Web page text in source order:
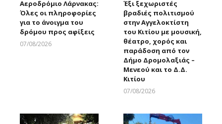
Αεροδρόμιο Λάρνακας:
Όλες οι πληροφορίες
για το άνοιγμα του
δρόμου προς αφίξεις
07/08/2026
Έξι ξεχωριστές
βραδιές πολιτισμού
στην Αγγελοκτίστη
του Κιτίου με μουσική,
θέατρο, χορός και
παράδοση από τον
Δήμο Δρομολαξιάς –
Μενεού και το Δ.Δ.
Κιτίου
07/08/2026